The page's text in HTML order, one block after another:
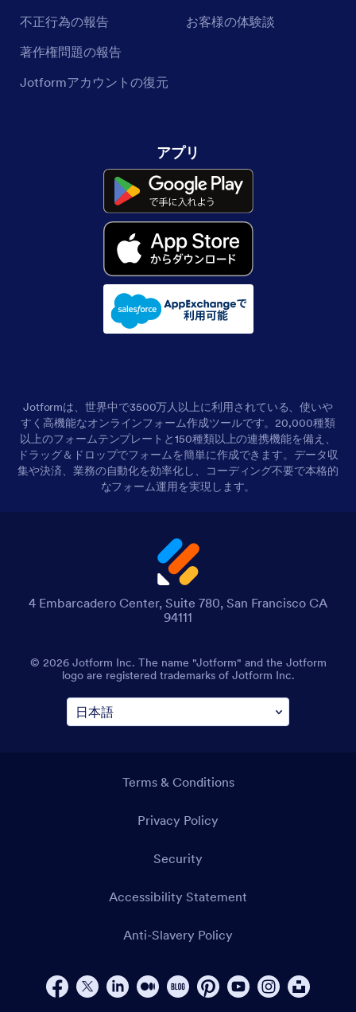
不正行為の報告
著作権問題の報告
Jotformアカウントの復元
お客様の体験談
アプリ
Jotformは、世界中で3500万人以上に利用されている、使いや
すく高機能なオンラインフォーム作成ツールです。20,000種類
以上のフォームテンプレートと150種類以上の連携機能を備え、
ドラッグ＆ドロップでフォームを簡単に作成できます。データ収
集や決済、業務の自動化を効率化し、コーディング不要で本格的
なフォーム運用を実現します。
4 Embarcadero Center, Suite 780, San Francisco CA
94111
© 2026 Jotform Inc. The name "Jotform" and the Jotform
logo are registered trademarks of Jotform Inc.
Terms & Conditions
Privacy Policy
Security
Accessibility Statement
Anti-Slavery Policy